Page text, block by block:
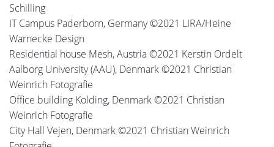
Schilling
IT Campus Paderborn, Germany ©2021 LIRA/Heine
Warnecke Design
Residential house Mesh, Austria ©2021 Kerstin Ordelt
Aalborg University (AAU), Denmark ©2021 Christian
Weinrich Fotografie
Office building Kolding, Denmark ©2021 Christian
Weinrich Fotografie
City Hall Vejen, Denmark ©2021 Christian Weinrich